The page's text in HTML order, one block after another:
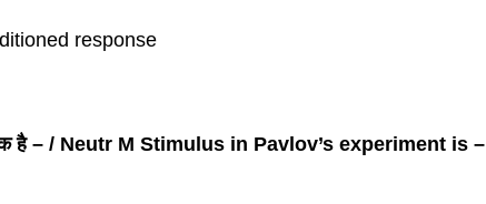
response
है – / Neutr M Stimulus in Pavlov’s experiment is –